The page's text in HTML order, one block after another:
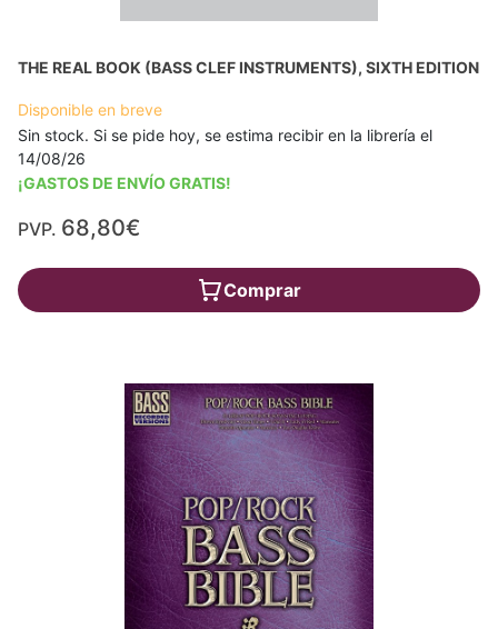
THE REAL BOOK (BASS CLEF INSTRUMENTS), SIXTH EDITION
Disponible en breve
Sin stock. Si se pide hoy, se estima recibir en la librería el
14/08/26
¡GASTOS DE ENVÍO GRATIS!
PVP. 68,80€
Comprar